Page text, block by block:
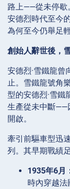
路上——從未停歇
安德烈時代至今
為何至今仍舉足輕
創始人辭世後，
安德烈·雪鐵龍曾
止。雪鐵龍號角
型的安德烈·雪鐵
生產從未中斷——
開啟。
牽引前驅車型迅
列。其早期戰績
1935年6月
時內穿越法